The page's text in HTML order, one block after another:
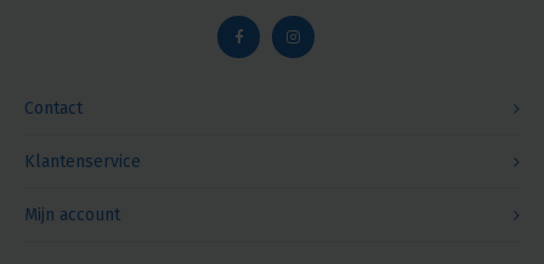
Contact
Klantenservice
Mijn account